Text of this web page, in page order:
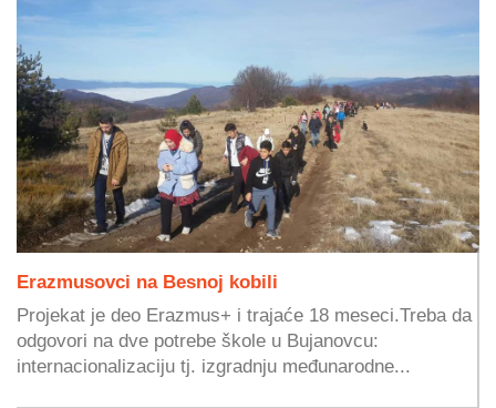
Erazmusovci na Besnoj kobili
Projekat je deo Erazmus+ i trajaće 18 meseci.Treba da
odgovori na dve potrebe škole u Bujanovcu:
internacionalizaciju tj. izgradnju međunarodne...